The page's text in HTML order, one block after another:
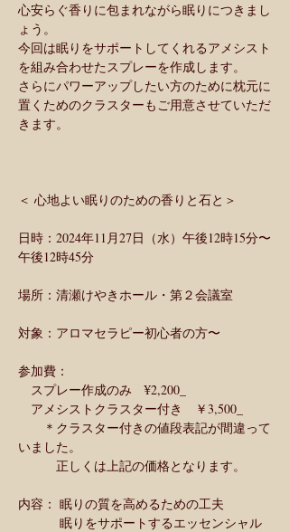
心安らぐ香りに包まれながら眠りにつきまし
ょう。
今回は眠りをサポートしてくれるアメシスト
を組み合わせたスプレーを作成します。
さらにパワーアップしたい方のために枕元に
置くためのクラスターもご用意させていただ
きます。
＜ 心地よい眠りのための香りと石と＞
日時：2024年11月27日（水）午後12時15分〜
午後12時45分
場所：清瀬けやきホール・第２会議室
対象：アロマセラピー初心者の方〜
参加費：
スプレー作成のみ　¥2,200_
アメシストクラスター付き　￥3,500_
＊クラスター付きの値段表記が間違って
いました。
正しくは上記の価格となります。
内容： 眠りの質を高めるための工夫
眠りをサポートするエッセンシャル